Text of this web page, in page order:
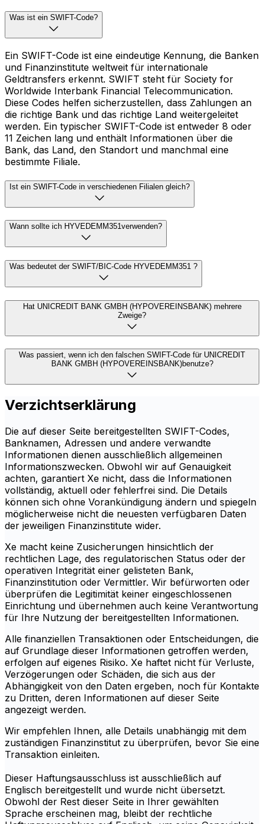
Was ist ein SWIFT-Code?
Ein SWIFT-Code ist eine eindeutige Kennung, die Banken
und Finanzinstitute weltweit für internationale
Geldtransfers erkennt. SWIFT steht für Society for
Worldwide Interbank Financial Telecommunication.
Diese Codes helfen sicherzustellen, dass Zahlungen an
die richtige Bank und das richtige Land weitergeleitet
werden. Ein typischer SWIFT-Code ist entweder 8 oder
11 Zeichen lang und enthält Informationen über die
Bank, das Land, den Standort und manchmal eine
bestimmte Filiale.
Ist ein SWIFT-Code in verschiedenen Filialen gleich?
Wann sollte ich HYVEDEMM351verwenden?
Was bedeutet der SWIFT/BIC-Code HYVEDEMM351 ?
Hat UNICREDIT BANK GMBH (HYPOVEREINSBANK) mehrere
Zweige?
Was passiert, wenn ich den falschen SWIFT-Code für UNICREDIT
BANK GMBH (HYPOVEREINSBANK)benutze?
Verzichtserklärung
Die auf dieser Seite bereitgestellten SWIFT-Codes,
Banknamen, Adressen und andere verwandte
Informationen dienen ausschließlich allgemeinen
Informationszwecken. Obwohl wir auf Genauigkeit
achten, garantiert Xe nicht, dass die Informationen
vollständig, aktuell oder fehlerfrei sind. Die Details
können sich ohne Vorankündigung ändern und spiegeln
möglicherweise nicht die neuesten verfügbaren Daten
der jeweiligen Finanzinstitute wider.
Xe macht keine Zusicherungen hinsichtlich der
rechtlichen Lage, des regulatorischen Status oder der
operativen Integrität einer gelisteten Bank,
Finanzinstitution oder Vermittler. Wir befürworten oder
überprüfen die Legitimität keiner eingeschlossenen
Einrichtung und übernehmen auch keine Verantwortung
für Ihre Nutzung der bereitgestellten Informationen.
Alle finanziellen Transaktionen oder Entscheidungen, die
auf Grundlage dieser Informationen getroffen werden,
erfolgen auf eigenes Risiko. Xe haftet nicht für Verluste,
Verzögerungen oder Schäden, die sich aus der
Abhängigkeit von den Daten ergeben, noch für Kontakte
zu Dritten, deren Informationen auf dieser Seite
angezeigt werden.
Wir empfehlen Ihnen, alle Details unabhängig mit dem
zuständigen Finanzinstitut zu überprüfen, bevor Sie eine
Transaktion einleiten.
Dieser Haftungsausschluss ist ausschließlich auf
Englisch bereitgestellt und wurde nicht übersetzt.
Obwohl der Rest dieser Seite in Ihrer gewählten
Sprache erscheinen mag, bleibt der rechtliche